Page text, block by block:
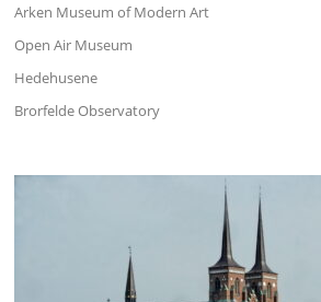
Arken Museum of Modern Art
Open Air Museum
Hedehusene
Brorfelde Observatory